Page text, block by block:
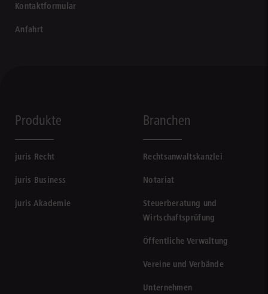
Kontaktformular
Anfahrt
Produkte
juris Recht
juris Business
juris Akademie
Branchen
Rechtsanwaltskanzlei
Notariat
Steuerberatung und
Wirtschaftsprüfung
Öffentliche Verwaltung
Vereine und Verbände
Unternehmen